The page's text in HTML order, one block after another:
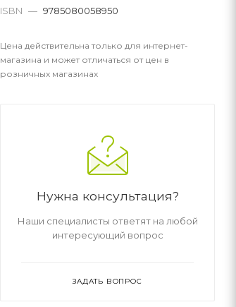
ISBN — 9785080058950
Цена действительна только для интернет-
магазина и может отличаться от цен в
розничных магазинах
Нужна консультация?
Наши специалисты ответят на любой
интересующий вопрос
ЗАДАТЬ ВОПРОС